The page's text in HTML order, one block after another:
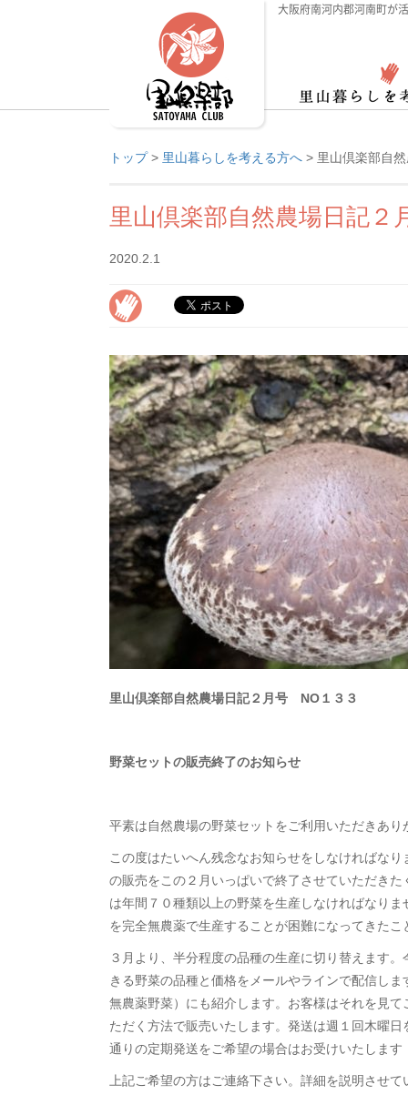
大阪府南河内郡河南町が
トップ> 里山暮らしを考える方へ > 里山倶楽部自
里山倶楽部自然農場日記
2020.2.1
里山倶楽部自然農場日記２月号 NO１３３
野菜セットの販売終了のお知らせ
平素は自然農場の野菜セットをご利用いただきあり
この度はたいへん残念なお知らせをしなければな
の販売をこの２月いっぱいで終了させていただき
は年間７０種類以上の野菜を生産しなければなり
を完全無農薬で生産することが困難になってきたこ
３月より、半分程度の品種の生産に切り替えます
きる野菜の品種と価格をメールやラインで配信し
無農薬野菜）にも紹介します。お客様はそれを見
ただく方法で販売いたします。発送は週１回木曜
通りの定期発送をご希望の場合はお受けいたしま
上記ご希望の方はご連絡下さい。詳細を説明させ